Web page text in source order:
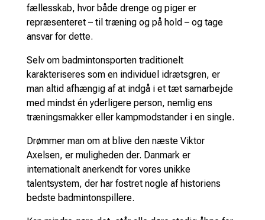
fællesskab, hvor både drenge og piger er
repræsenteret – til træning og på hold – og tage
ansvar for dette.
Selv om badmintonsporten traditionelt
karakteriseres som en individuel idrætsgren, er
man altid afhængig af at indgå i et tæt samarbejde
med mindst én yderligere person, nemlig ens
træningsmakker eller kampmodstander i en single.
Drømmer man om at blive den næste Viktor
Axelsen, er muligheden der. Danmark er
internationalt anerkendt for vores unikke
talentsystem, der har fostret nogle af historiens
bedste badmintonspillere.